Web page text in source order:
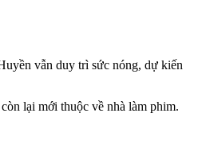
vẫn duy trì sức nóng, dự kiến
lại mới thuộc về nhà làm phim.